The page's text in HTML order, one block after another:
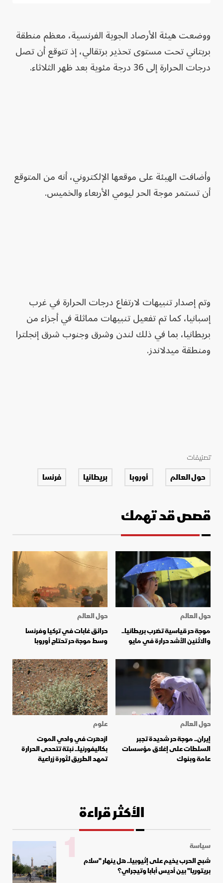
ووضعت هيئة الأرصاد الجوية الفرنسية، معظم منطقة
بريتاني تحت مستوى تحذير ‌برتقالي، إذ تتوقع أن تصل
درجات الحرارة إلى 36 درجة مئوية ‌بعد ظهر الثلاثاء.
وأضافت الهيئة على موقعها الإلكتروني، أنه من المتوقع
أن تستمر موجة الحر ليومي الأربعاء والخميس.
وتم إصدار تنبيهات لارتفاع درجات الحرارة في غرب
إسبانيا، كما تم تفعيل تنبيهات مماثلة في أجزاء من
بريطانيا، بما في ذلك لندن وشرق وجنوب شرق إنجلترا
ومنطقة ميدلاندز.
تصنيفات
حول العالم أوروبا بريطانيا فرنسا
قصص قد تهمك
حول العالم
موجة حر قياسية تضرب بريطانيا..
والاثنين الأشد حرارة في مايو
حول العالم
حرائق غابات في تركيا وفرنسا
وسط موجة حر تحتاج أوروبا
حول العالم
إيران.. موجة حر شديدة تجبر
السلطات على إغلاق مؤسسات
عامة وبنوك
علوم
ازدهرت في وادي الموت
بكاليفورنيا.. نبتة تتحدى الحرارة
تمهد الطريق لثورة زراعية
الأكثر قراءة
سياسة
شبح الحرب يخيم على إثيوبيا.. هل ينهار "سلام
بريتوريا" بين أديس أبابا وتيجراي؟
1